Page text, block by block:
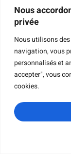
Nous
privée
Nous utilisons
navigation, vous
personnalisés et
accepter", vous
cookies.
Impression De
Impression De
Impression De
Impression
Impression De